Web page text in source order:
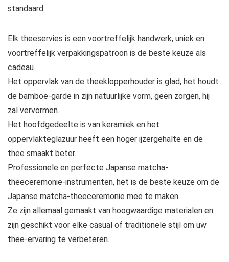
standaard.
Elk theeservies is een voortreffelijk handwerk, uniek en
voortreffelijk verpakkingspatroon is de beste keuze als
cadeau.
Het oppervlak van de theeklopperhouder is glad, het houdt
de bamboe-garde in zijn natuurlijke vorm, geen zorgen, hij
zal vervormen.
Het hoofdgedeelte is van keramiek en het
oppervlakteglazuur heeft een hoger ijzergehalte en de
thee smaakt beter.
Professionele en perfecte Japanse matcha-
theeceremonie-instrumenten, het is de beste keuze om de
Japanse matcha-theeceremonie mee te maken.
Ze zijn allemaal gemaakt van hoogwaardige materialen en
zijn geschikt voor elke casual of traditionele stijl om uw
thee-ervaring te verbeteren.